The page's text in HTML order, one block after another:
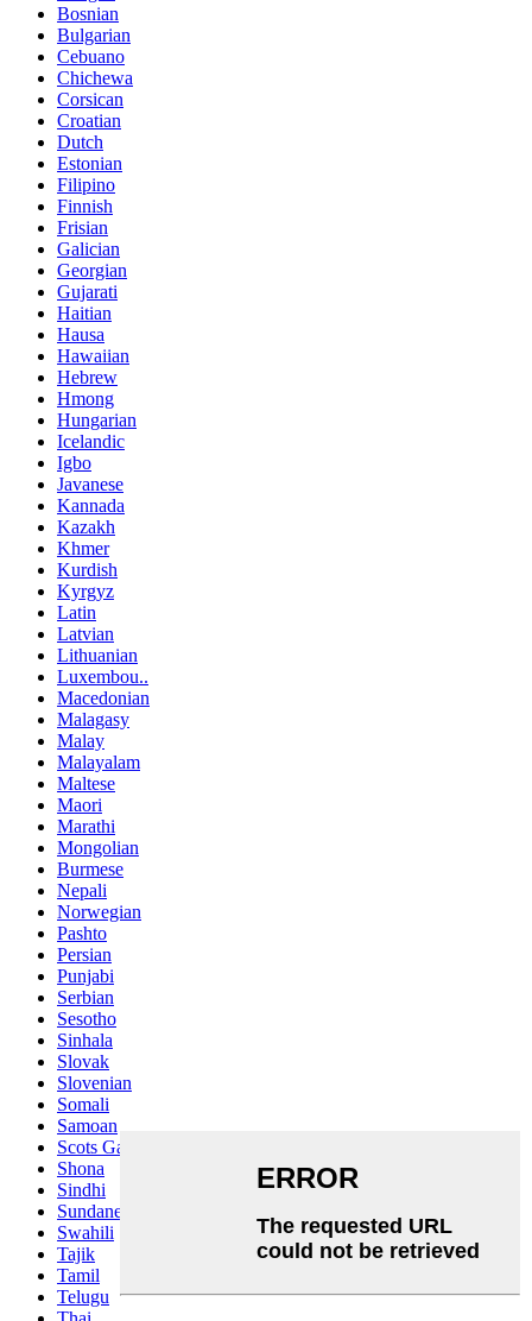
Bosnian
Bulgarian
Cebuano
Chichewa
Corsican
Croatian
Dutch
Estonian
Filipino
Finnish
Frisian
Galician
Georgian
Gujarati
Haitian
Hausa
Hawaiian
Hebrew
Hmong
Hungarian
Icelandic
Igbo
Javanese
Kannada
Kazakh
Khmer
Kurdish
Kyrgyz
Latin
Latvian
Lithuanian
Luxembou..
Macedonian
Malagasy
Malay
Malayalam
Maltese
Maori
Marathi
Mongolian
Burmese
Nepali
Norwegian
Pashto
Persian
Punjabi
Serbian
Sesotho
Sinhala
Slovak
Slovenian
Somali
Samoan
Scots Gaelic
Shona
Sindhi
Sundanese
Swahili
Tajik
Tamil
Telugu